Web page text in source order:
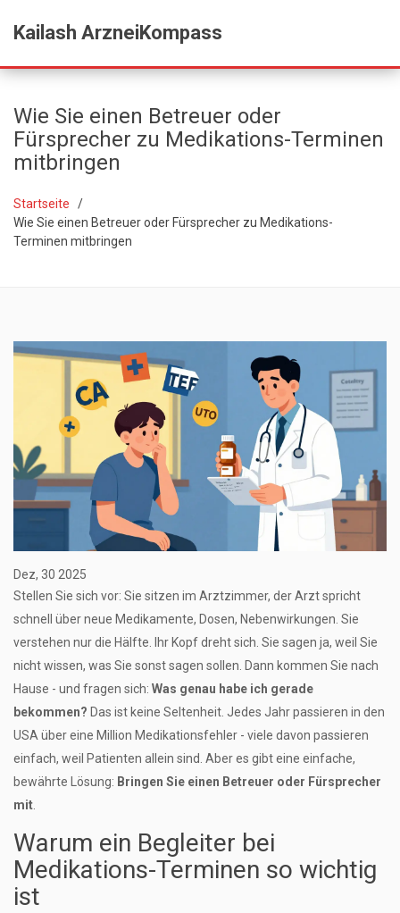
Kailash ArzneiKompass
Wie Sie einen Betreuer oder
Fürsprecher zu Medikations-Terminen
mitbringen
Startseite
Wie Sie einen Betreuer oder Fürsprecher zu Medikations-
Terminen mitbringen
Dez, 30 2025
Stellen Sie sich vor: Sie sitzen im Arztzimmer, der Arzt spricht
schnell über neue Medikamente, Dosen, Nebenwirkungen. Sie
verstehen nur die Hälfte. Ihr Kopf dreht sich. Sie sagen ja, weil Sie
nicht wissen, was Sie sonst sagen sollen. Dann kommen Sie nach
Hause - und fragen sich: Was genau habe ich gerade
bekommen? Das ist keine Seltenheit. Jedes Jahr passieren in den
USA über eine Million Medikationsfehler - viele davon passieren
einfach, weil Patienten allein sind. Aber es gibt eine einfache,
bewährte Lösung: Bringen Sie einen Betreuer oder Fürsprecher
mit
Warum ein Begleiter bei
Medikations-Terminen so wichtig
ist